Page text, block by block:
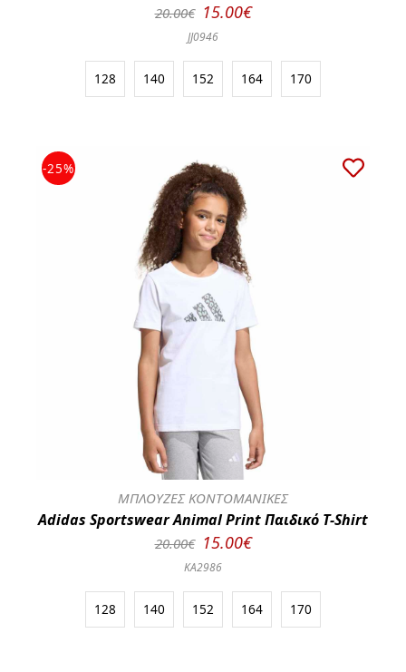
20.00€ 15.00€
JJ0946
128 140 152 164 170
-25%
ΜΠΛΟΥΖΕΣ ΚΟΝΤΟΜΑΝΙΚΕΣ
Adidas Sportswear Animal Print Παιδικό T-Shirt
20.00€ 15.00€
KA2986
128 140 152 164 170